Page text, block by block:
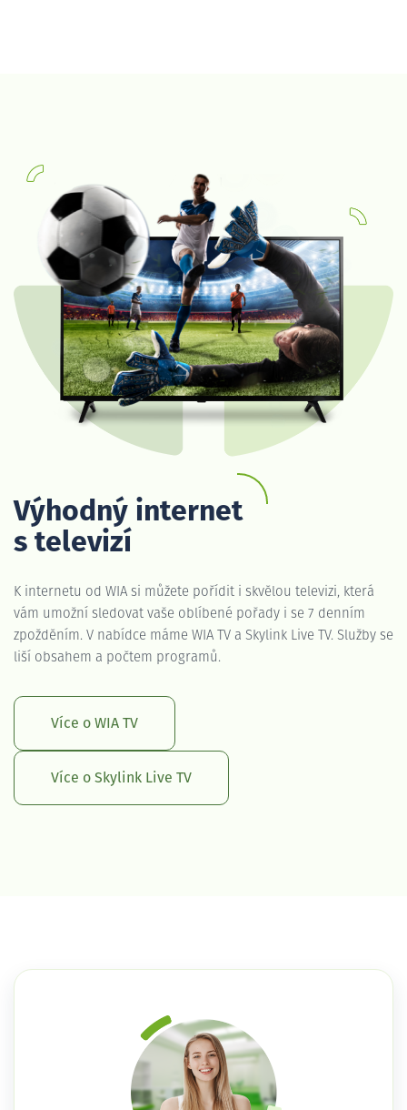
Výhodný internet
s televizí
K internetu od WIA si můžete pořídit i skvělou televizi, která
vám umožní sledovat vaše oblíbené pořady i se 7 denním
zpožděním. V nabídce máme WIA TV a Skylink Live TV. Služby se
liší obsahem a počtem programů.
Více o WIA TV
Více o Skylink Live TV